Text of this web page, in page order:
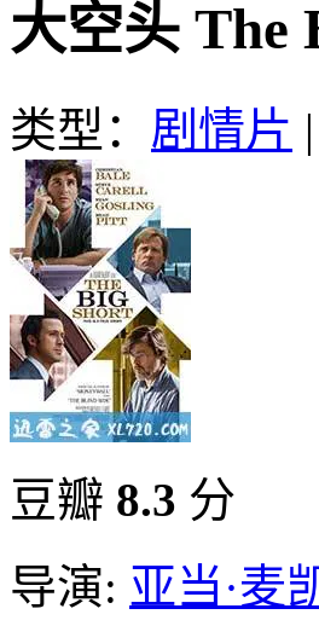
大空头 The
类型： 剧情片 |
豆瓣 8.3 分
导演: 亚当·麦